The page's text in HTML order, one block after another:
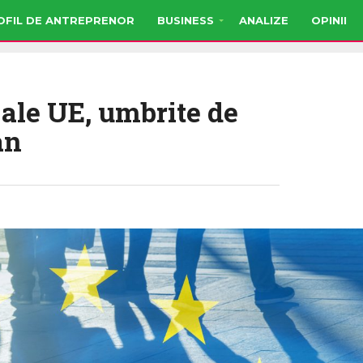
DE ANTREPRENOR BUSINESS ANALIZE OPINII
UE, umbrite de